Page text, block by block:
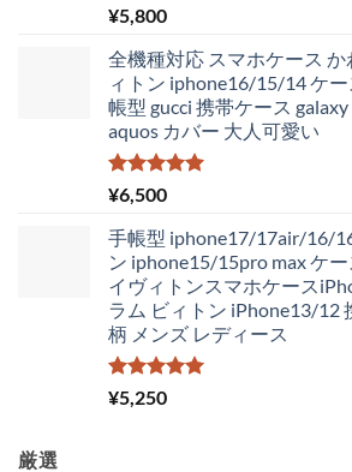
5段階中
5.00
¥5,800
全機種対応 スマホケース
ィトン iphone16/15/14 ケ
帳型 gucci 携帯ケース
aquos カバー 大人可愛い
5段階中
5.00
¥6,500
手帳型 iphone17/17air/16/
ン iphone15/15pro max ケ
イヴィトンスマホケース
ラム ビィトン iPhone13/12
柄 メンズ レディース
5段階中
5.00
¥5,250
厳選